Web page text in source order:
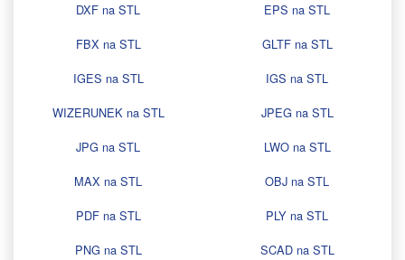
DXF na STL
EPS na STL
FBX na STL
GLTF na STL
IGES na STL
IGS na STL
WIZERUNEK na STL
JPEG na STL
JPG na STL
LWO na STL
MAX na STL
OBJ na STL
PDF na STL
PLY na STL
PNG na STL
SCAD na STL